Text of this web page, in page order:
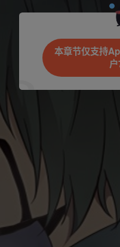
本章节仅支持
是否前往